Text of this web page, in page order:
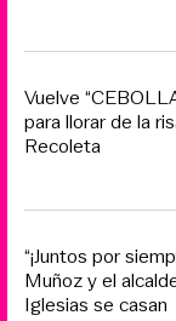
Vuelve
para llorar de la
Recoleta
“¡Juntos por
Muñoz y el
Iglesias se casan